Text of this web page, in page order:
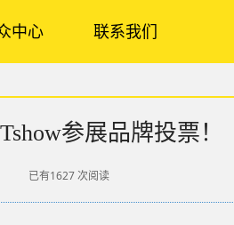
中心 联系我们
参展品牌投票！
已有1627次阅读